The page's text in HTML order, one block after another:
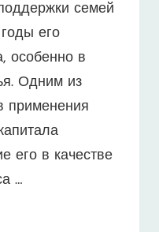
семей
его
особенно в
Одним из
применения
его в качестве
…